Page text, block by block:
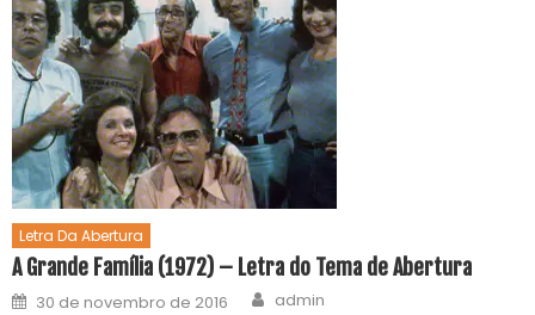
Letra Da Abertura
A Grande Família (1972) – Letra do Tema de Abertura
30 de novembro de 2016 admin